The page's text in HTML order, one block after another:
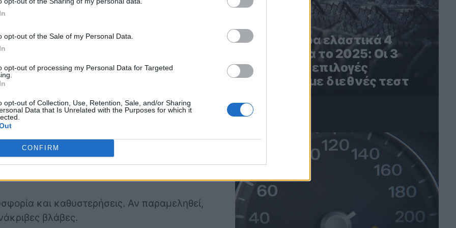
opt-out of the Sale of my Personal Data.
opt-out of processing my Personal Data for Targeted
opt-out of Collection, Use, Retention, Sale, and/or Sharing
Data that Is Unrelated with the Purposes for which it
CONFIRM
ή τα εσωτερικά πτερύγια), η
και η θερμότητα δεν απομακρύνεται
πίεσης, όπως η κυλινδροκεφαλή.
το να φτάσει στο ψυγείο.
υγρό
Αν δεν αντικαθίσταται τακτικά ή αν
να απορροφήσει και να αποβάλλει τη
και καθυστερήσεις. Αν παραμεληθεί,
βλάβες.
Τα καλύτερα ελαστικά 4
εποχών για το 2025: Οι 3
καλύτερες επιλογές
σύμφωνα με διεθνές τεστ
4